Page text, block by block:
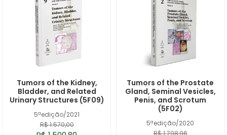
5ªedição/2021
Tumors of the Kidney,
Bladder, and Related
Urinary Structures (5F09)
R$ 1.570,00 5ªedição/2020
Tumors of the Prostate
Gland, Seminal Vesicles,
Penis, and Scrotum
(5F02)
R$ 1.798,96